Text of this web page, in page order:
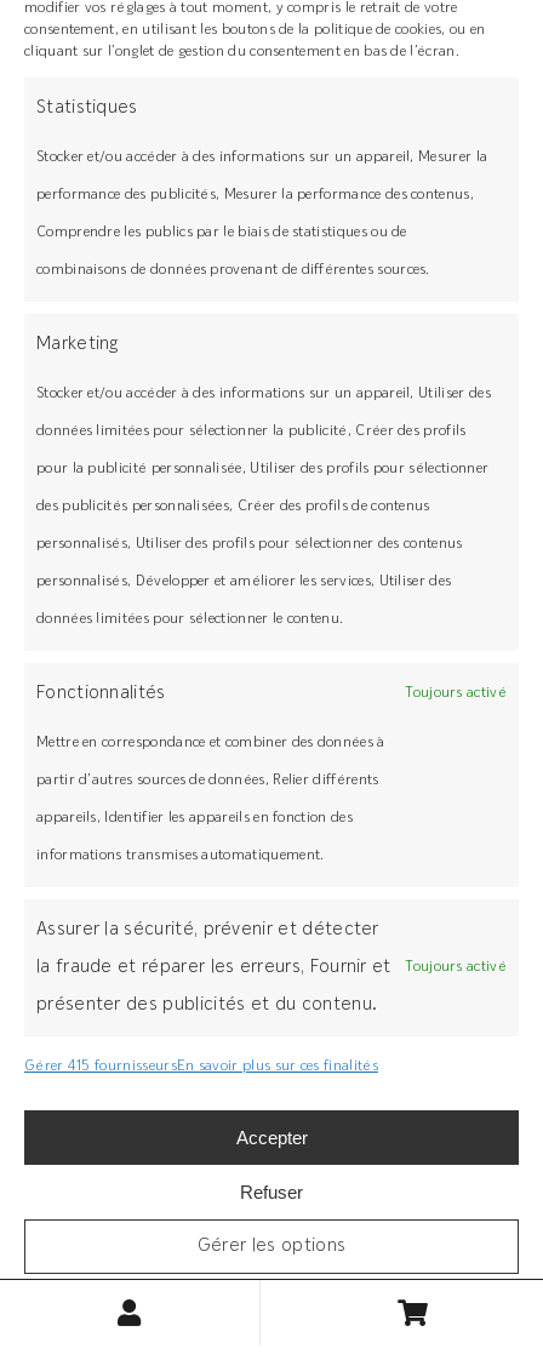
modifier vos réglages à tout moment, y compris le retrait de votre
consentement, en utilisant les boutons de la politique de cookies, ou en
cliquant sur l’onglet de gestion du consentement en bas de l’écran.
Statistiques
Stocker et/ou accéder à des informations sur un appareil, Mesurer la
performance des publicités, Mesurer la performance des contenus,
Comprendre les publics par le biais de statistiques ou de
combinaisons de données provenant de différentes sources.
Marketing
Stocker et/ou accéder à des informations sur un appareil, Utiliser des
données limitées pour sélectionner la publicité, Créer des profils
pour la publicité personnalisée, Utiliser des profils pour sélectionner
des publicités personnalisées, Créer des profils de contenus
personnalisés, Utiliser des profils pour sélectionner des contenus
personnalisés, Développer et améliorer les services, Utiliser des
données limitées pour sélectionner le contenu.
Fonctionnalités Toujours activé
Mettre en correspondance et combiner des données à
partir d’autres sources de données, Relier différents
appareils, Identifier les appareils en fonction des
informations transmises automatiquement.
Assurer la sécurité, prévenir et détecter
la fraude et réparer les erreurs, Fournir et
présenter des publicités et du contenu.
Toujours activé
Gérer 415 fournisseursEn savoir plus sur ces finalités
Accepter
Refuser
Gérer les options
MENTIONS LEGALES Politique de confidentialité
Le système Grad®
Concept français
Installation rapide, facile et résistant
Un résultat esthétique garanti
Services
Financement
Livraison
Enlèvement
Support technique
FAQ
Concept
+ 33(0)3 89 58 45 45
Z.I Bois l’Abbesse, 68660 Lièpvre
grad-system.com
Légal